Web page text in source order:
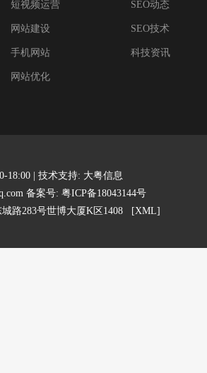
短视频运营
网站建设
手机网站
网站优化
SEO动态
SEO技术
科技资讯
优化|东莞SEO优化推广|品牌网站|手机网站|微信小程序|霸屏推广
18:00 | 技术支持: 大粤信息
备案号: 粤ICP备18043144号
路283号世博大厦K区1408
[XML]